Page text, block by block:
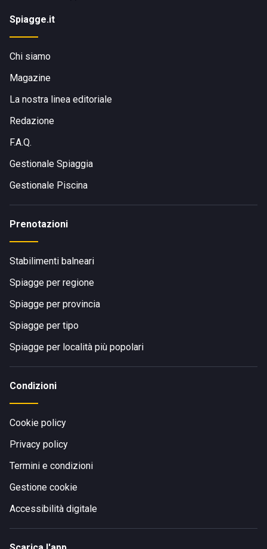
Spiagge.it
Chi siamo
Magazine
La nostra linea editoriale
Redazione
F.A.Q.
Gestionale Spiaggia
Gestionale Piscina
Prenotazioni
Stabilimenti balneari
Spiagge per regione
Spiagge per provincia
Spiagge per tipo
Spiagge per località più popolari
Condizioni
Cookie policy
Privacy policy
Termini e condizioni
Gestione cookie
Accessibilità digitale